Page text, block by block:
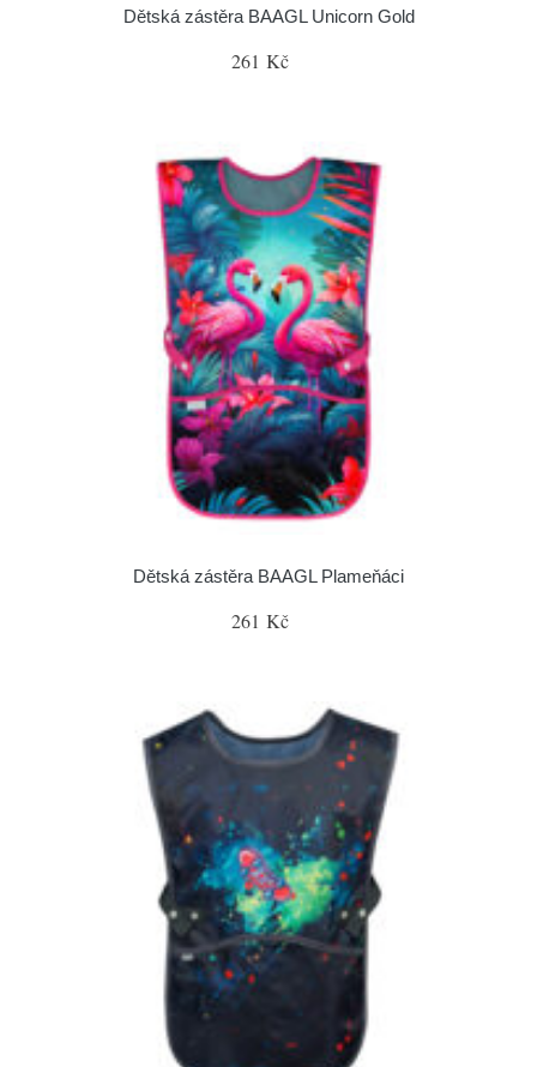
Dětská zástěra BAAGL Unicorn Gold
261 Kč
Dětská zástěra BAAGL Plameňáci
261 Kč